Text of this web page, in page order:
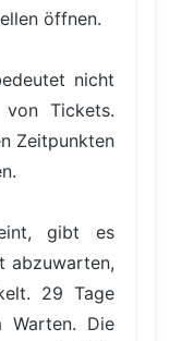
öffnen.
nicht
Tickets.
Zeitpunkten
gibt es
abzuwarten,
29 Tage
Warten. Die